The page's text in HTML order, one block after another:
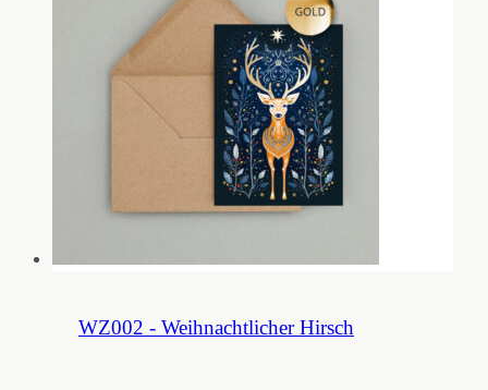
WZ002 - Weihnachtlicher Hirsch